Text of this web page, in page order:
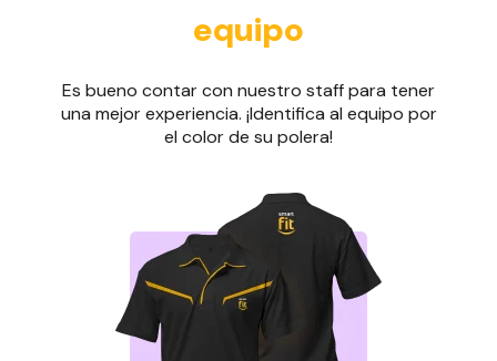
equipo
Es bueno contar con nuestro staff para tener
una mejor experiencia. ¡Identifica al equipo por
el color de su polera!